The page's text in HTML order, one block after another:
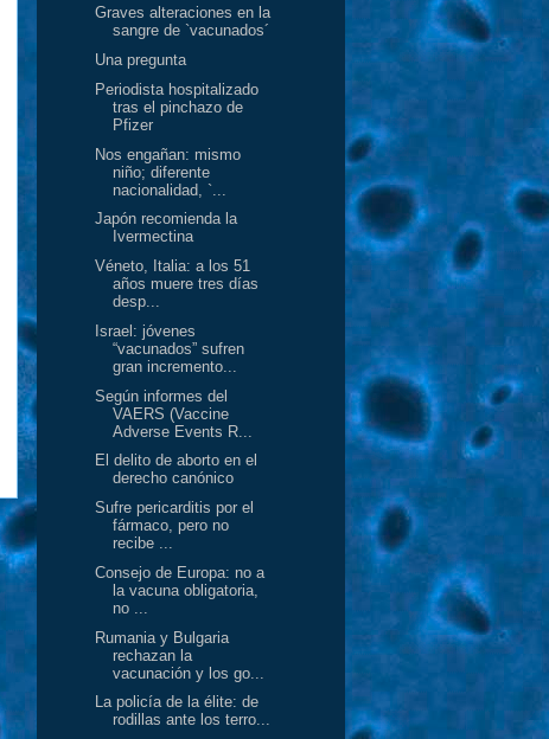
Graves alteraciones en la
sangre de `vacunados´
Una pregunta
Periodista hospitalizado
tras el pinchazo de
Pfizer
Nos engañan: mismo
niño; diferente
nacionalidad, `...
Japón recomienda la
Ivermectina
Véneto, Italia: a los 51
años muere tres días
desp...
Israel: jóvenes
“vacunados” sufren
gran incremento...
Según informes del
VAERS (Vaccine
Adverse Events R...
El delito de aborto en el
derecho canónico
Sufre pericarditis por el
fármaco, pero no
recibe ...
Consejo de Europa: no a
la vacuna obligatoria,
no ...
Rumania y Bulgaria
rechazan la
vacunación y los go...
La policía de la élite: de
rodillas ante los terro...